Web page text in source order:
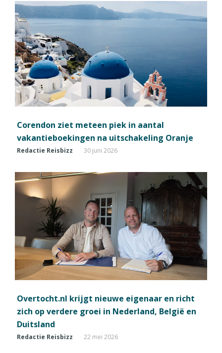
Corendon ziet meteen piek in aantal
vakantieboekingen na uitschakeling Oranje
Redactie Reisbizz 30 juni 2026
Overtocht.nl krijgt nieuwe eigenaar en richt
zich op verdere groei in Nederland, België en
Duitsland
Redactie Reisbizz 22 mei 2026